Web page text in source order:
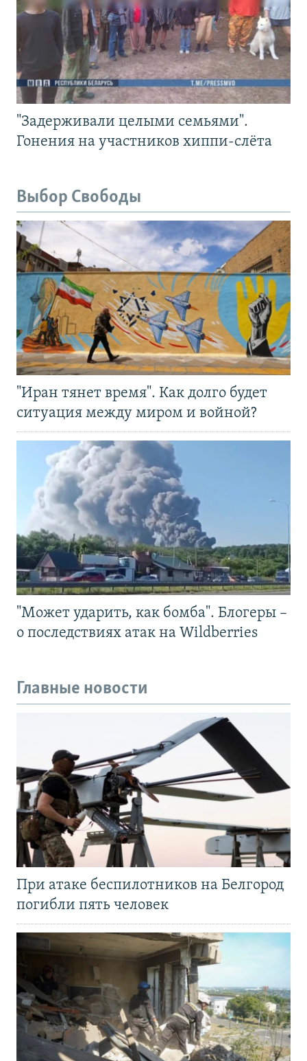
"Задерживали целыми семьями".
Гонения на участников хиппи-слёта
Выбор Свободы
"Иран тянет время". Как долго будет
ситуация между миром и войной?
"Может ударить, как бомба". Блогеры –
о последствиях атак на Wildberries
Главные новости
При атаке беспилотников на Белгород
погибли пять человек